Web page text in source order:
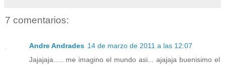
7 comentarios:
Andre Andrades 14 de marzo de 2011 a las 12:07
Jajajaja..... me imagino el mundo asi... ajajaja buenisimo el